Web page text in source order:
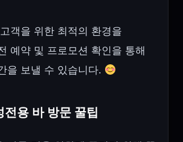
객을 위한 최적의 환경을
예약 및 프로모션 확인을 통해
을 보낼 수 있습니다.
전용 바 방문 꿀팁